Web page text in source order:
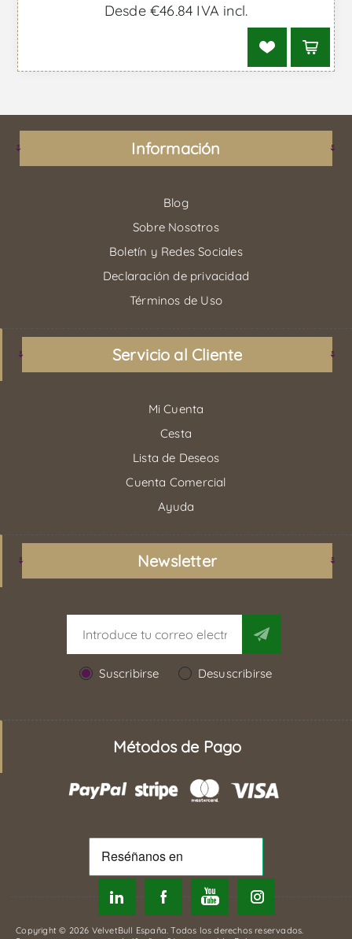
Desde €46,84 IVA incl.
Información
Blog
Sobre Nosotros
Boletín y Redes Sociales
Declaración de privacidad
Términos de Uso
Servicio al Cliente
Mi Cuenta
Cesta
Lista de Deseos
Cuenta Comercial
Ayuda
Newsletter
Suscribirse Desuscribirse
Métodos de Pago
Copyright © 2026 VelvetBull España. Todos los derechos reservados.